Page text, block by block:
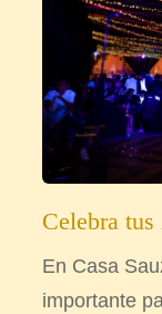
Celebra
En Casa
importante